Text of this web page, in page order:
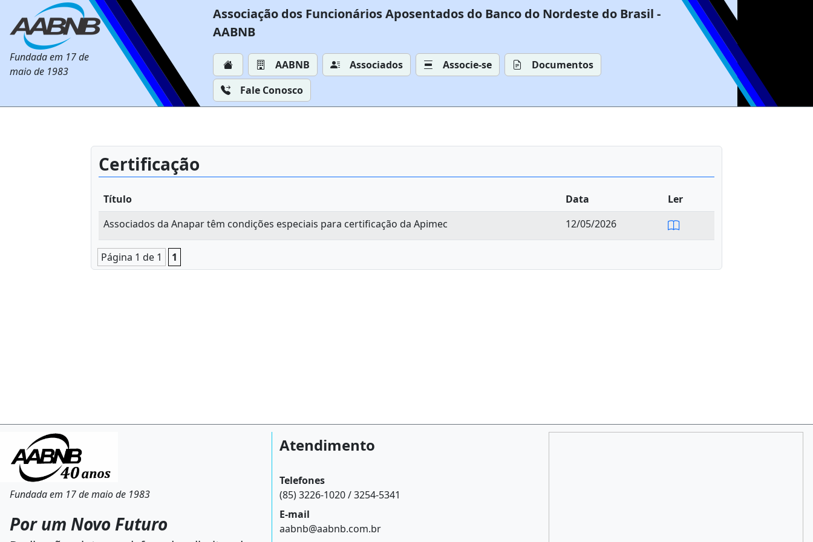
Fundada em 17 de
maio de 1983
Associação dos Funcionários Aposentados do Banco do Nordeste do Brasil -
AABNB
AABNB Associados Associe-se
Documentos
Fale Conosco
Certificação
Título Data
Ler
Associados da Anapar têm condições especiais para certificação da Apimec
12/05/2026
Página 1 de 1 1
Fundada em 17 de maio de 1983
Por um Novo Futuro
Atendimento
Telefones
(85) 3226-1020 / 3254-5341
E-mail
aabnb@aabnb.com.br